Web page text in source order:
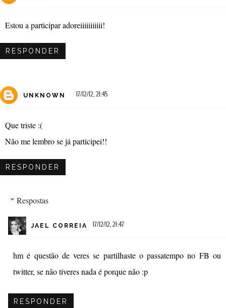
Estou a participar adoreiiiiiiiiiii!
RESPONDER
UNKNOWN 17/12/12, 21:45
Que triste :(
Não me lembro se já participei!!
RESPONDER
Respostas
JAEL CORREIA 17/12/12, 21:47
hm é questão de veres se partilhaste o passatempo no FB ou
twitter, se não tiveres nada é porque não :p
RESPONDER